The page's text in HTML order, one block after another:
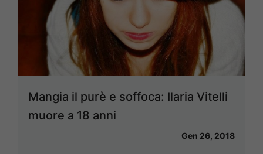
Mangia il purè e soffoca: Ilaria Vitelli
muore a 18 anni
Gen 26, 2018